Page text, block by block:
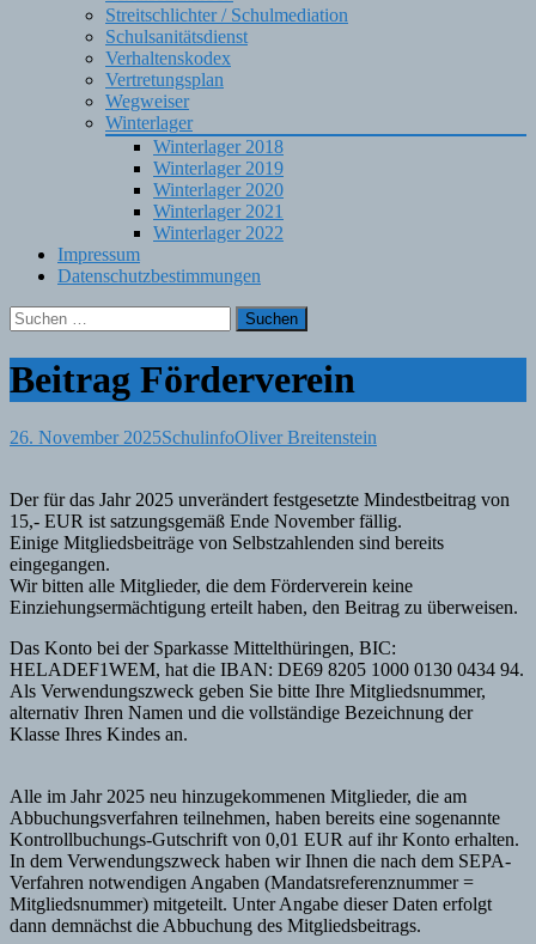
Streitschlichter / Schulmediation
Schulsanitätsdienst
Verhaltenskodex
Vertretungsplan
Wegweiser
Winterlager
Winterlager 2018
Winterlager 2019
Winterlager 2020
Winterlager 2021
Winterlager 2022
Impressum
Datenschutzbestimmungen
Suchen
nach:
Beitrag Förderverein
26. November 2025SchulinfoOliver Breitenstein
Der für das Jahr 2025 unverändert festgesetzte Mindestbeitrag von
15,- EUR ist satzungsgemäß Ende November fällig.
Einige Mitgliedsbeiträge von Selbstzahlenden sind bereits
eingegangen.
Wir bitten alle Mitglieder, die dem Förderverein keine
Einziehungsermächtigung erteilt haben, den Beitrag zu überweisen.
Das Konto bei der Sparkasse Mittelthüringen, BIC:
HELADEF1WEM, hat die IBAN: DE69 8205 1000 0130 0434 94.
Als Verwendungszweck geben Sie bitte Ihre Mitgliedsnummer,
alternativ Ihren Namen und die vollständige Bezeichnung der
Klasse Ihres Kindes an.
Alle im Jahr 2025 neu hinzugekommenen Mitglieder, die am
Abbuchungsverfahren teilnehmen, haben bereits eine sogenannte
Kontrollbuchungs-Gutschrift von 0,01 EUR auf ihr Konto erhalten.
In dem Verwendungszweck haben wir Ihnen die nach dem SEPA-
Verfahren notwendigen Angaben (Mandatsreferenznummer =
Mitgliedsnummer) mitgeteilt. Unter Angabe dieser Daten erfolgt
dann demnächst die Abbuchung des Mitgliedsbeitrags.